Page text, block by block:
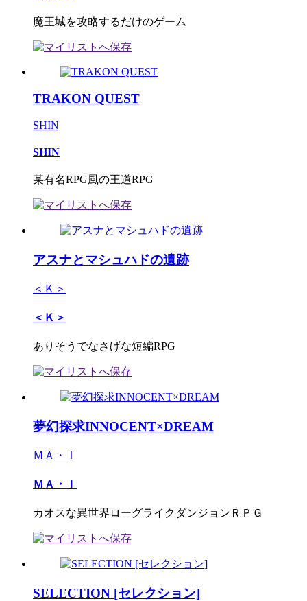
魔王城を攻略するだけのゲーム
TRAKON QUEST
SHIN
SHIN
某有名RPG風の王道RPG
アスナとマシュハドの遺跡
＜Ｋ＞
＜Ｋ＞
ありそうでなさげな短編RPG
夢幻探求INNOCENT×DREAM
ＭＡ・Ｉ
ＭＡ・Ｉ
カオスな異世界ローグライクダンジョンＲＰＧ
SELECTION [セレクション]